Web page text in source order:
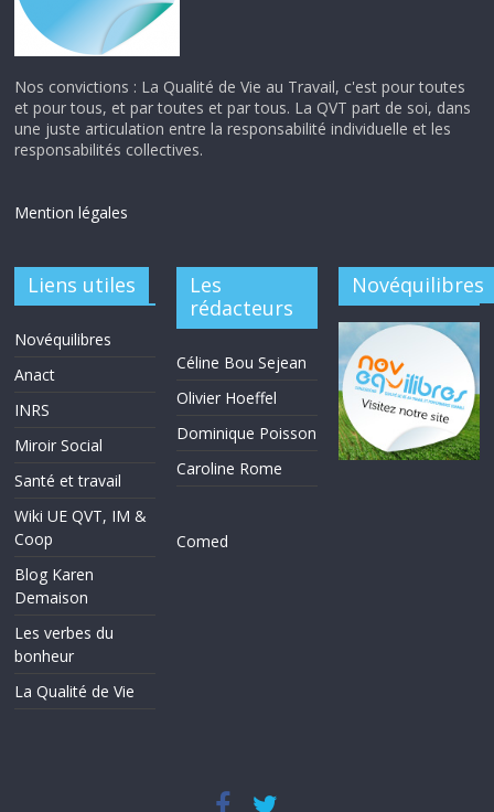
Nos convictions : La Qualité de Vie au Travail, c'est pour toutes
et pour tous, et par toutes et par tous. La QVT part de soi, dans
une juste articulation entre la responsabilité individuelle et les
responsabilités collectives.
Mention légales
Liens utiles
Novéquilibres
Anact
INRS
Miroir Social
Santé et travail
Wiki UE QVT, IM &
Coop
Blog Karen
Demaison
Les verbes du
bonheur
La Qualité de Vie
Les
rédacteurs
Céline Bou Sejean
Olivier Hoeffel
Dominique Poisson
Caroline Rome
Comed
Novéquilibres